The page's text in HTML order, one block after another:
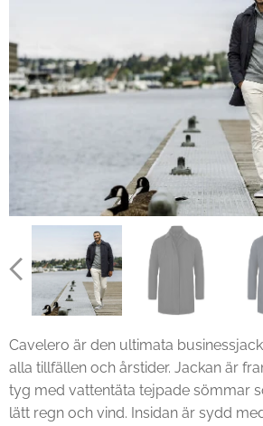
Cavelero är den ultimata
alla tillfällen och årstider. Jackan är
tyg med vattentäta tejpade sömmar
lätt regn och vind. Insidan är sydd